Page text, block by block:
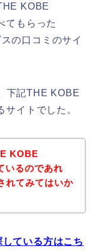
KOBE
もらった
の口コミのサイ
下記THE KOBE
イトでした。
KOBE
いるのであれ
れてみてはいか
ている方はこち